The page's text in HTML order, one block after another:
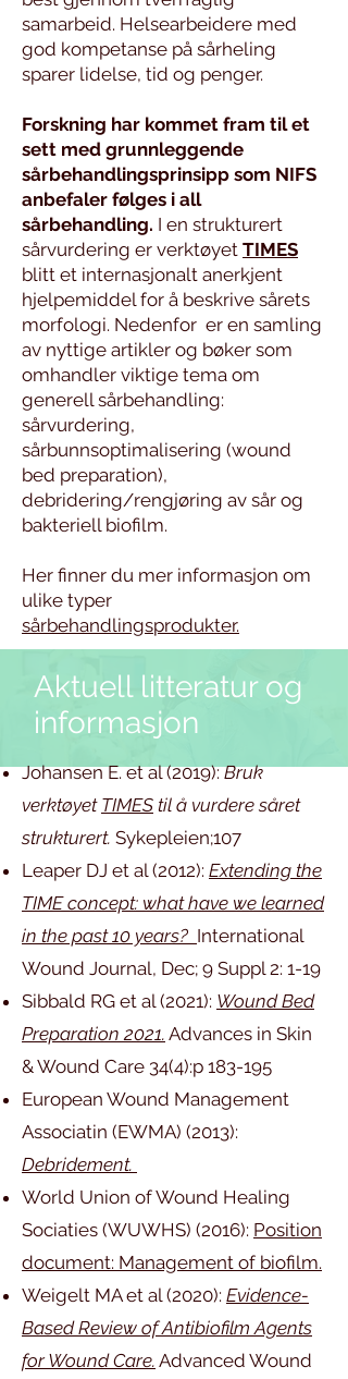
samarbeid. Helsearbeidere med
god kompetanse på sårheling
sparer lidelse, tid og penger.
Forskning har kommet fram til et
sett med grunnleggende
sårbehandlingsprinsipp som NIFS
anbefaler følges i all
sårbehandling. I en strukturert
sårvurdering er verktøyet TIMES
blitt et internasjonalt anerkjent
hjelpemiddel for å beskrive sårets
morfologi. Nedenfor er en samling
av nyttige artikler og bøker som
omhandler viktige tema om
generell sårbehandling:
sårvurdering,
sårbunnsoptimalisering (wound
bed preparation),
debridering/rengjøring av sår og
bakteriell biofilm.
Her finner du mer informasjon om
ulike typer
sårbehandlingsprodukter.
Aktuell litteratur og
informasjon
Johansen E. et al (2019):Bruk
verktøyet TIMES til å vurdere såret
strukturert. Sykepleien;107
Leaper DJ et al (2012): Extending the
TIME concept: what have we learned
in the past 10 years? International
Wound Journal, Dec; 9 Suppl 2: 1-19
Sibbald RG et al (2021): Wound Bed
Preparation 2021. Advances in Skin
& Wound Care 34(4):p 183-195
European Wound Management
Associatin (EWMA) (2013):
Debridement.
World Union of Wound Healing
Sociaties (WUWHS) (2016): Position
document: Management of biofilm.
Weigelt MA et al (2020): Evidence-
Based Review of Antibiofilm Agents
for Wound Care. Advanced Wound